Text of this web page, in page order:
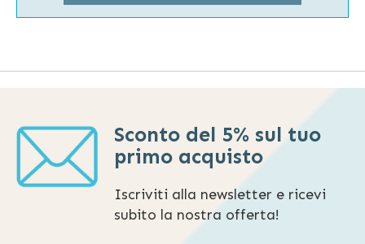
Sconto del 5% sul tuo
primo acquisto
Iscriviti alla newsletter e ricevi
subito la nostra offerta!